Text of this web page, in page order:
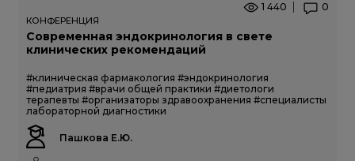
1 440 0
КОНФЕРЕНЦИЯ
Современная эндокринология в свете
клинических рекомендаций
#клиническая фармакология #эндокринология
#педиатрия #врачи общей практики #диетологи
терапевты #организаторы здравоохранения #специалисты
лабораторной диагностики
Пашкова Е.Ю.